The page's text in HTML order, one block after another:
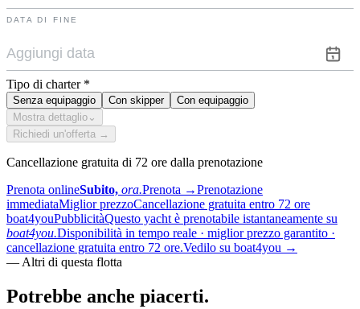
DATA DI FINE
Tipo di charter *
Senza equipaggio Con skipper
Con equipaggio
Mostra dettaglio ⌄
Richiedi un'offerta →
Cancellazione gratuita di 72 ore dalla prenotazione
Prenota onlineSubito, ora.Prenota →Prenotazione
immediataMiglior prezzoCancellazione gratuita entro 72 ore
boat4youPubblicitàQuesto yacht è prenotabile istantaneamente su
boat4you.Disponibilità in tempo reale · miglior prezzo garantito ·
cancellazione gratuita entro 72 ore.Vedilo su boat4you →
— Altri di questa flotta
Potrebbe anche piacerti.